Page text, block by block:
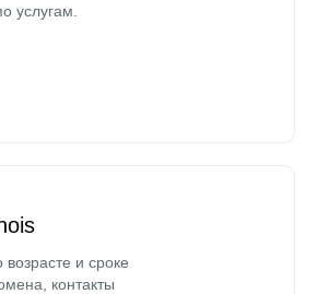
услугам.
и сроке
контакты